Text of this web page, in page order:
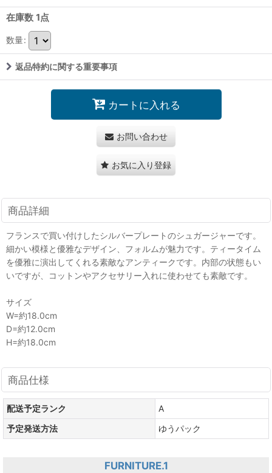
在庫数 1点
数量:
返品特約に関する重要事項
カートに入れる
お問い合わせ
お気に入り登録
商品詳細
フランスで買い付けしたシルバープレートのシュガージャーです。
細かい模様と優雅なデザイン、フォルムが魅力です。ティータイム
を優雅に演出してくれる素敵なアンティークです。内部の状態もい
いですが、コットンやアクセサリー入れに使わせても素敵です。
サイズ
W=約18.0cm
D=約12.0cm
H=約18.0cm
商品仕様
配送予定ランク
A
予定発送方法
ゆうパック
FURNITURE.1